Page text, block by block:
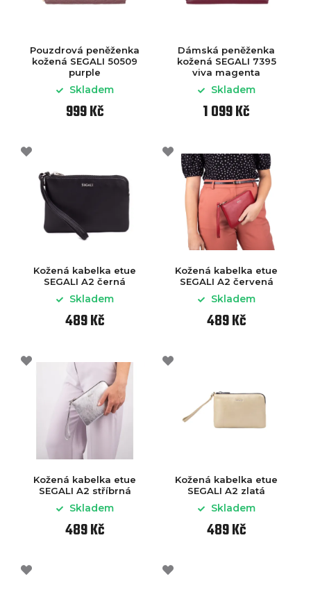
Pouzdrová peněženka
kožená SEGALI 50509
purple
Skladem
999 Kč
Dámská peněženka
kožená SEGALI 7395
viva magenta
Skladem
1 099 Kč
Kožená kabelka etue
SEGALI A2 černá
Skladem
489 Kč
Kožená kabelka etue
SEGALI A2 červená
Skladem
489 Kč
Kožená kabelka etue
SEGALI A2 stříbrná
Skladem
489 Kč
Kožená kabelka etue
SEGALI A2 zlatá
Skladem
489 Kč